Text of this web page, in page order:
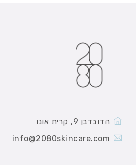
הדובדבן 9, קרית אונו
info@2080skincare.com